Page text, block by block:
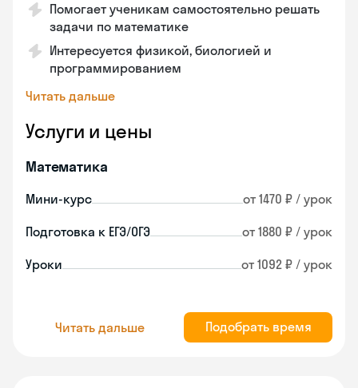
Помогает ученикам самостоятельно решать
задачи по математике
Интересуется физикой, биологией и
программированием
Читать дальше
Услуги и цены
Математика
Мини-курс от 1470 ₽ / урок
Подготовка к ЕГЭ/ОГЭ от 1880 ₽ / урок
Уроки от 1092 ₽ / урок
Читать дальше Подобрать время